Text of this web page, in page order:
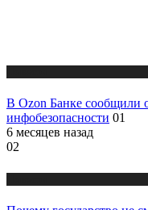
В Ozon Банке сообщили
инфобезопасности 01
6 месяцев назад
02